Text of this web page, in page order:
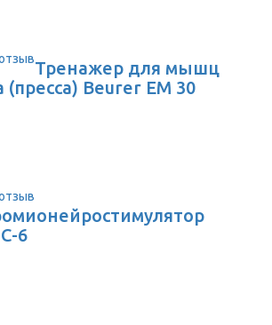
Тренажер для мышц
Beurer EM 30
6